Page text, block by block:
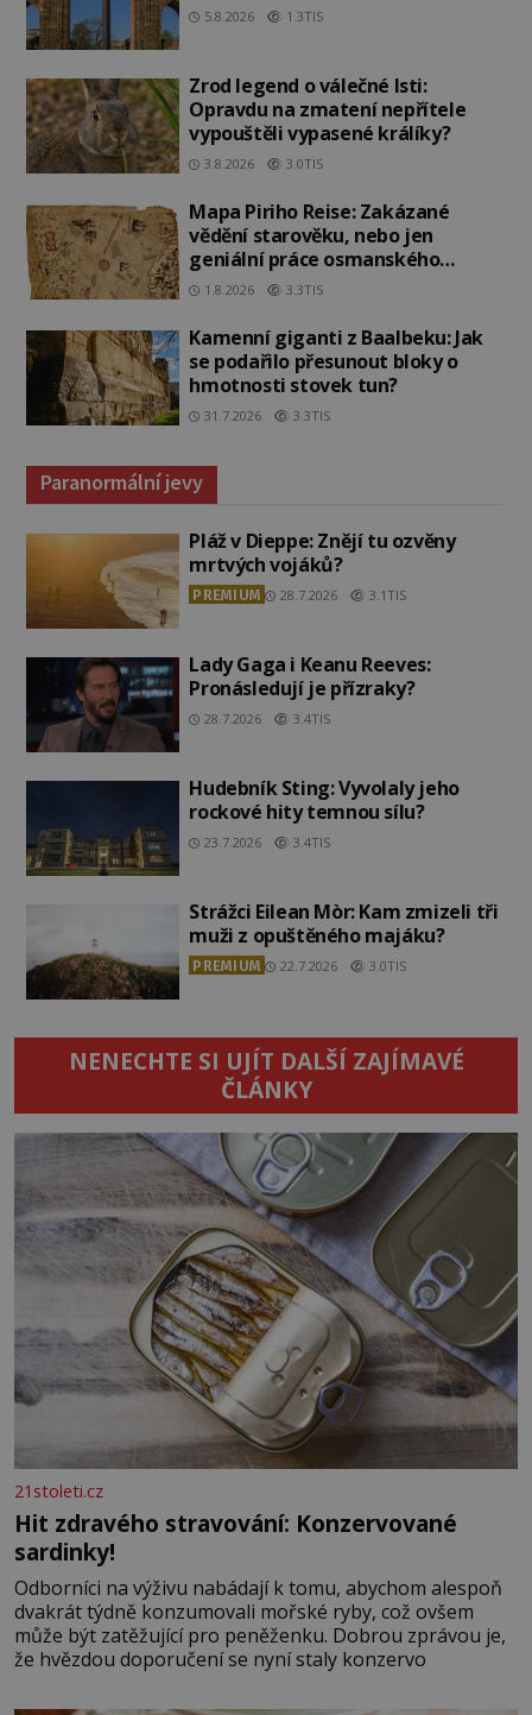
5.8.2026 1.3TIS
Zrod legend o válečné lsti:
Opravdu na zmatení nepřítele
vypouštěli vypasené králíky?
3.8.2026 3.0TIS
Mapa Piriho Reise: Zakázané
vědění starověku, nebo jen
geniální práce osmanského
admirála?
1.8.2026 3.3TIS
Kamenní giganti z Baalbeku: Jak
se podařilo přesunout bloky o
hmotnosti stovek tun?
31.7.2026 3.3TIS
Paranormální jevy
Pláž v Dieppe: Znějí tu ozvěny
mrtvých vojáků?
PREMIUM 28.7.2026 3.1TIS
Lady Gaga i Keanu Reeves:
Pronásledují je přízraky?
28.7.2026 3.4TIS
Hudebník Sting: Vyvolaly jeho
rockové hity temnou sílu?
23.7.2026 3.4TIS
Strážci Eilean Mòr: Kam zmizeli tři
muži z opuštěného majáku?
PREMIUM 22.7.2026 3.0TIS
NENECHTE SI UJÍT DALŠÍ ZAJÍMAVÉ
ČLÁNKY
21stoleti.cz
Hit zdravého stravování: Konzervované
sardinky!
Odborníci na výživu nabádají k tomu, abychom alespoň
dvakrát týdně konzumovali mořské ryby, což ovšem
může být zatěžující pro peněženku. Dobrou zprávou je,
že hvězdou doporučení se nyní staly konzervo